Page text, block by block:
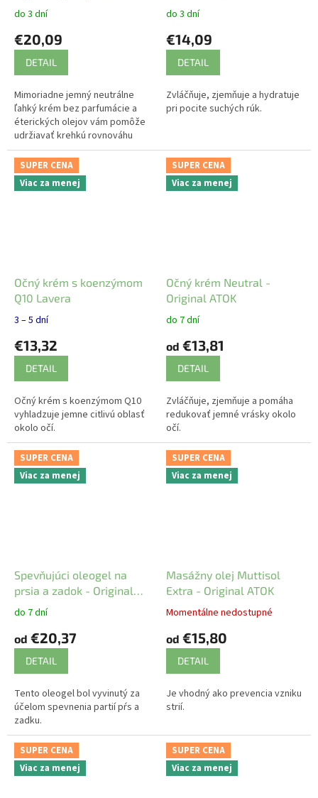
Tilia
do 3 dní
€20,09
DETAIL
Mimoriadne jemný neutrálne
ľahký krém bez parfumácie a
éterických olejov vám pomôže
udržiavať krehkú rovnováhu
vašej pleti.
do 3 dní
€14,09
DETAIL
Zvláčňuje, zjemňuje a hydratuje
pri pocite suchých rúk.
SUPER CENA
Viac za menej
Očný krém s koenzýmom
Q10 Lavera
3 – 5 dní
€13,32
DETAIL
Očný krém s koenzýmom Q10
vyhladzuje jemne citlivú oblasť
okolo očí.
SUPER CENA
Viac za menej
Očný krém Neutral -
Original ATOK
do 7 dní
od €13,81
DETAIL
Zvláčňuje, zjemňuje a pomáha
redukovať jemné vrásky okolo
očí.
SUPER CENA
Viac za menej
Spevňujúci oleogel na
prsia a zadok - Original
ATOK
do 7 dní
od €20,37
DETAIL
Tento oleogel bol vyvinutý za
účelom spevnenia partií pŕs a
zadku.
SUPER CENA
Viac za menej
Masážny olej Muttisol
Extra - Original ATOK
Momentálne nedostupné
od €15,80
DETAIL
Je vhodný ako prevencia vzniku
strií.
SUPER CENA
Viac za menej
SUPER CENA
Viac za menej